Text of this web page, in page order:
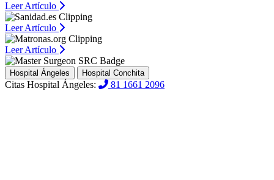
Leer Artículo
Leer Artículo
Leer Artículo
Hospital Ángeles Hospital Conchita
Citas Hospital Ángeles: 81 1661 2096